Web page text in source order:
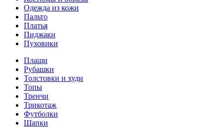
Одежда из кожи
Пальто
Платья
Пиджаки
Пуховики
Плащи
Рубашки
Толстовки и худи
Топы
Тренчи
Трикотаж
Футболки
Шапки